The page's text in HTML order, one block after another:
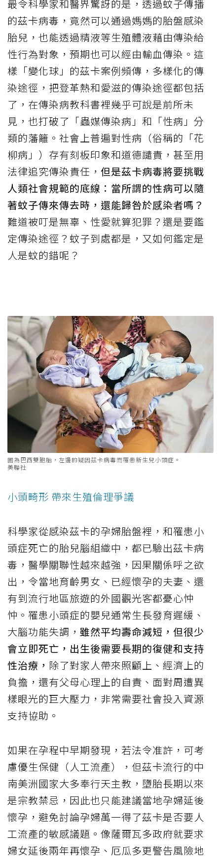
最令科學家和醫界驚訝的是，透過蚊子傳播
的茲卡病毒，竟然可以通過媽媽的胎盤感染
胎兒，也能透過精液等生殖體液藉由傳染給
性行為對象，預期也可以經由輸血傳染。這
樣「變化球」的茲卡案例頻傳，多樣化的傳
染途徑，把登革熱和愛滋的傳染途徑都包括
了，在傳染病教科書裡幾乎可說是前所未
見，也打破了「蟲媒傳染病」和「性病」分
類的藩籬。社會上普遍對性病（俗稱的「花
柳病」）存有刻板印象和道德譴責，甚至用
法律追究傳染責任， 但是茲卡病毒將要挑戰
人類社會規範的底線：當所謂的性病可以隨
著蚊子傳來傳去時，還能歸咎於感染者嗎？
難道被叮是無辜、性愛就算犯罪？還是要鑑
定傳染途徑？蚊子到處都是，又如何鑑定是
人是蚊的錯呢？
圖為巴西雙胞胎，左邊的疑因茲卡病毒而罹患新生兒小頭症。
美聯社
小頭畸形 帶來生殖倫理爭議
科學家從感染茲卡的孕婦胎盤裡，和罹患小
頭症死亡的胎兒腦組織中，都已驗出茲卡病
毒，醫學關聯性越來越強，因果關係呼之欲
出，令當地育齡男女、已經懷孕的夫妻、還
有到流行地區旅遊的外國觀光客都憂心忡
忡。罹患小頭症的嬰兒通常生長發育遲緩、
大腦功能失調， 雖然平均壽命減短，但很少
會立即死亡，出生後需要長期的復健和支持
性治療， 除了對家人帶來照顧上、經濟上的
負擔，還有父母心理上的自責、面對周遭異
樣眼光的巨大壓力，非常需要社會投入資源
支持協助。
如果在孕程中早期發現，若法令准許，可考
慮優生保健（人工流產），但茲卡流行的中
南美洲國家大多奉行天主教，墮胎長期以來
是宗教禁忌，因此也只能建議當地孕婦延後
懷孕，避免討論孕婦萬一得了茲卡是否要人
工流產的敏感議題。像薩爾瓦多政府就要求
婦女延後兩年再懷孕、厄瓜多更警告風險地